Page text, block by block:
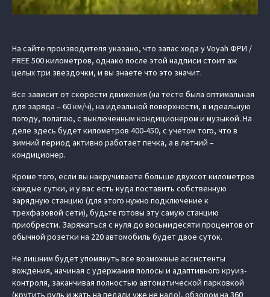
На сайте производителя указано, что запас хода у Voyah ФРИ /
FREE 500 километров, однако после этой надписи стоит аж
целых три звездочки, и вы знаете что это значит.
Все зависит от скорости движения (на тесте была оптимальная
для заряда – 60 км/ч), на идеальной поверхности, в идеальную
погоду, полагаю, с выключенным кондиционером и музыкой. На
деле здесь будет километров 400-450, с учетом того, что в
зимний период активно работает печка, а в летний –
кондиционер.
Кроме того, если вы накручиваете больше двухсот километров
каждые сутки, и у вас есть куда поставить собственную
зарядную станцию (для этого нужно подключение к
трехфазовой сети), будьте готовы эту самую станцию
приобрести. Заряжаться с нуля до восьмидесяти процентов от
обычной розетки на 220 автомобиль будет двое суток.
Не лишним будет упомянуть все возможные ассистенты
вождения, начиная с удержания полосы и адаптивного круиз-
контроля, заканчивая полностью автоматической парковкой
(крутить руль и жать на педали уже не надо), обзором на 360